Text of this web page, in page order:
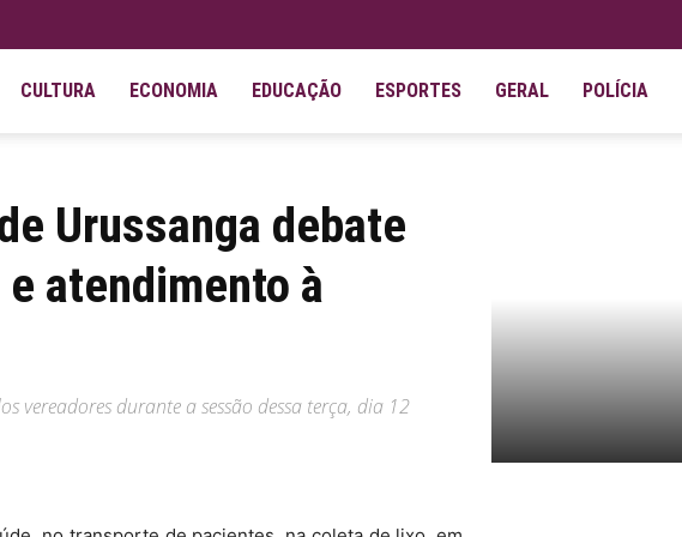
CULTURA ECONOMIA EDUCAÇÃO ESPORTES GERAL POLÍCIA
problemas urbanos e atendimento à população
Urussanga debate
atendimento à
vereadores durante a sessão dessa terça, dia 12